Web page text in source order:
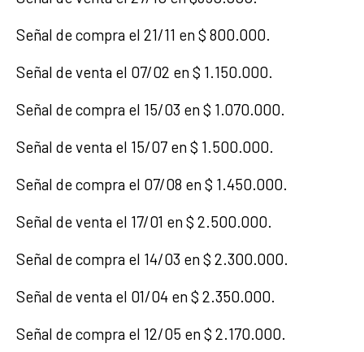
Señal de compra el 21/11 en $ 800.000.
Señal de venta el 07/02 en $ 1.150.000.
Señal de compra el 15/03 en $ 1.070.000.
Señal de venta el 15/07 en $ 1.500.000.
Señal de compra el 07/08 en $ 1.450.000.
Señal de venta el 17/01 en $ 2.500.000.
Señal de compra el 14/03 en $ 2.300.000.
Señal de venta el 01/04 en $ 2.350.000.
Señal de compra el 12/05 en $ 2.170.000.